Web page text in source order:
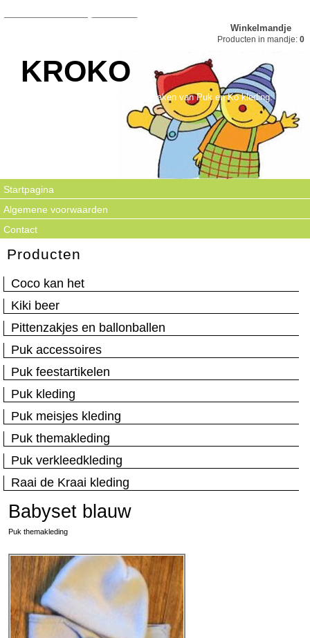
Winkelmandje
Producten in mandje: 0
KROKO
Kroko is gespecialiseerd in het maken van Puk en Ko kleding.
Startpagina
Algemene voorwaarden
Contact
Producten
Coco kan het
Kiki beer
Pittenzakjes en ballonballen
Puk accessoires
Puk feestartikelen
Puk kleding
Puk meisjes kleding
Puk themakleding
Puk verkleedkleding
Raai de Kraai kleding
Babyset blauw
Puk themakleding